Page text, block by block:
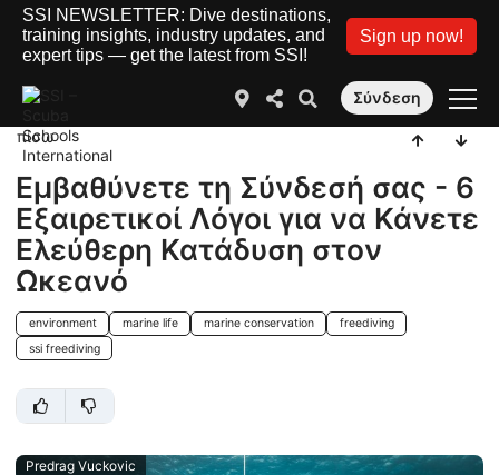
SSI NEWSLETTER: Dive destinations,
training insights, industry updates, and
expert tips — get the latest from SSI!
Sign up now!
Σύνδεση
πίσω
Εμβαθύνετε τη Σύνδεσή σας - 6
Εξαιρετικοί Λόγοι για να Κάνετε
Ελεύθερη Κατάδυση στον
Ωκεανό
environment marine life marine conservation
freediving
ssi freediving
Predrag Vuckovic